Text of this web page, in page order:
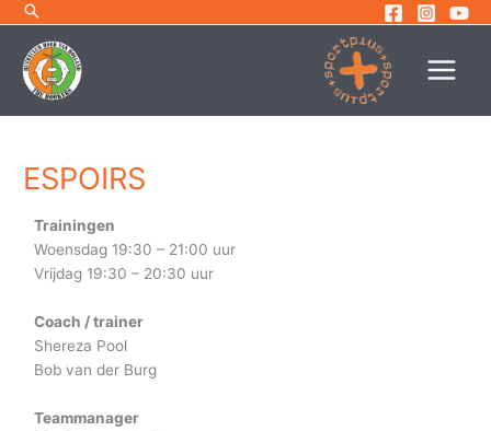
inhoud
ESPOIRS
Trainingen
Woensdag 19:30 – 21:00 uur
Vrijdag 19:30 – 20:30 uur
Coach / trainer
Shereza Pool
Bob van der Burg
Teammanager